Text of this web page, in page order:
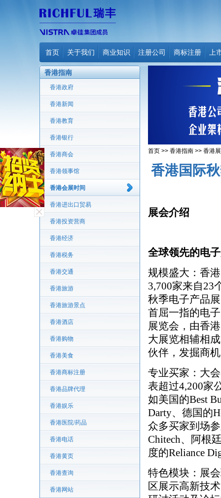
首页 关于我们 商业知识 注册公司 商标注册 上
香港指南
香港政府
香港新闻
香港教育
香港银行
香港商会
香港领事馆
香港会展时间
香港进出口贸易
香港投资营商
香港经济
香港税务
香港交通
香港旅游
香港旅游景点
香港酒店
香港购物
香港美食
香港商标注册
香港品牌代理
香港娱乐
香港医院/药品
香港电话
香港黄页
香港查询
香港网站
首页 >> 香港指南 >> 香港
香港国际
展会介绍
全球领先的电
规模盛大：香
3,700家来自23
秋季电子产品
首屈一指的电
展览会，由香
大展览相辅相
伙伴，发掘商
专业买家： 大
表超过4,200家
如美国的Best
Darty、德国的
众多买家到场
Chitech、阿根
度的Reliance
特色模块： 展
区展示高新技